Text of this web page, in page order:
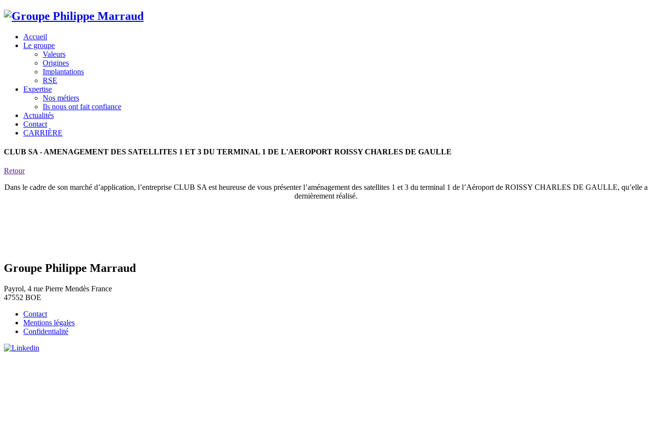
Accueil
Le groupe
Valeurs
Origines
Implantations
RSE
Expertise
Nos métiers
Ils nous ont fait confiance
Actualités
Contact
CARRIÈRE
CLUB SA - AMENAGEMENT DES SATELLITES 1 ET 3 DU TERMINAL 1 DE L'AEROPORT ROISSY CHARLES DE GAULLE
Retour
Dans le cadre de son marché d’application, l’entreprise CLUB SA est heureuse de vous présenter l’aménagement des satellites 1 et 3 du terminal 1 de l’Aéroport de ROISSY CHARLES DE GAULLE, qu’elle a
dernièrement réalisé.
Groupe Philippe Marraud
Payrol, 4 rue Pierre Mendès France
47552 BOE
Contact
Mentions légales
Confidentialité